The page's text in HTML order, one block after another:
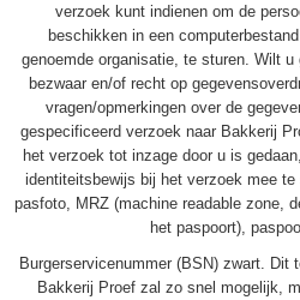
verzoek kunt indienen om de
beschikken in een
genoemde organisatie, te sturen. Wilt
bezwaar en/of recht op
vragen/opmerkingen over de
gespecificeerd verzoek naar Bakkerij
het verzoek tot inzage door u is
identiteitsbewijs bij het verzoek mee
pasfoto, MRZ (machine readable zone,
het paspoort),
Burgerservicenummer (BSN) zwart. Dit
Bakkerij Proef zal zo snel mogelijk,